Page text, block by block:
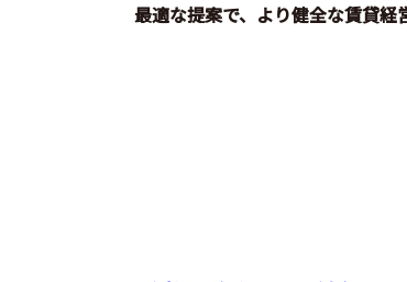
最適な提案で、より健全な賃貸経